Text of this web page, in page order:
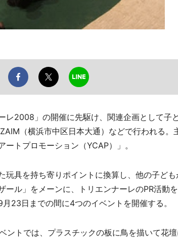
2008」の開催に先駆け、関連企画として子
（横浜市中区日本大通）などで行われる。
トプロモーション（YCAP）」。
具を持ち寄りポイントに換算し、他の子ども
ル」をメーンに、トリエンナーレのPR活動を
23日までの間に4つのイベントを開催する。
トでは、プラスチックの板に鳥を描いて花